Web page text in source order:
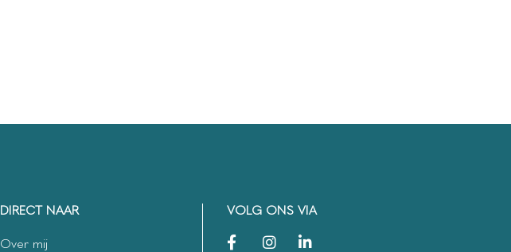
DIRECT NAAR
Over mij
VOLG ONS VIA